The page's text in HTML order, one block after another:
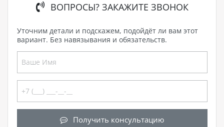
ВОПРОСЫ? ЗАКАЖИТЕ ЗВОНОК
Уточним детали и подскажем, подойдёт ли вам этот
вариант. Без навязывания и обязательств.
Получить консультацию